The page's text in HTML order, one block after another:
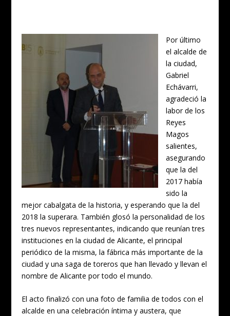
Por último
el alcalde de
la ciudad,
Gabriel
Echávarri,
agradeció la
labor de los
Reyes
Magos
salientes,
asegurando
que la del
2017 había
sido la
mejor cabalgata de la historia, y esperando que la del
2018 la superara. También glosó la personalidad de los
tres nuevos representantes, indicando que reunían tres
instituciones en la ciudad de Alicante, el principal
periódico de la misma, la fábrica más importante de la
ciudad y una saga de toreros que han llevado y llevan el
nombre de Alicante por todo el mundo.
El acto finalizó con una foto de familia de todos con el
alcalde en una celebración íntima y austera, que